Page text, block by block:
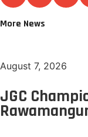
More News
August 7, 2026
JGC